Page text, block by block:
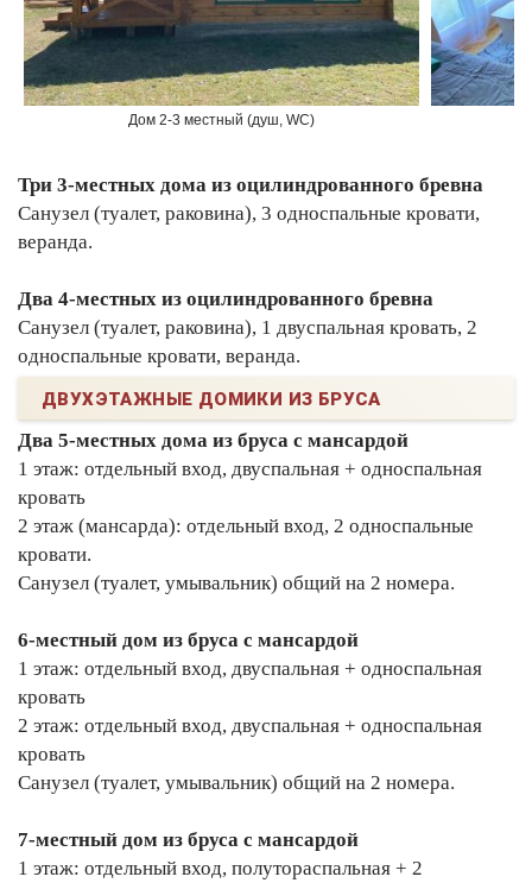
Дом 2-3 местный (душ, WC)
Три 3-местных дома из оцилиндрованного бревна
Санузел (туалет, раковина), 3 односпальные кровати,
веранда.
Два 4-местных из оцилиндрованного бревна
Санузел (туалет, раковина), 1 двуспальная кровать, 2
односпальные кровати, веранда.
ДВУХЭТАЖНЫЕ ДОМИКИ ИЗ БРУСА
Два 5-местных дома из бруса с мансардой
1 этаж: отдельный вход, двуспальная + односпальная
кровать
2 этаж (мансарда): отдельный вход, 2 односпальные
кровати.
Санузел (туалет, умывальник) общий на 2 номера.
6-местный дом из бруса с мансардой
1 этаж: отдельный вход, двуспальная + односпальная
кровать
2 этаж: отдельный вход, двуспальная + односпальная
кровать
Санузел (туалет, умывальник) общий на 2 номера.
7-местный дом из бруса с мансардой
1 этаж: отдельный вход, полутораспальная + 2